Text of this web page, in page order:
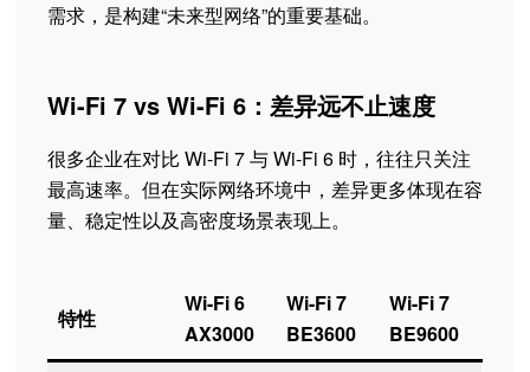
需求，是构建“未来型网络”的重要基础。
Wi-Fi 7 vs Wi-Fi 6：差异远不止速度
很多企业在对比 Wi-Fi 7 与 Wi-Fi 6 时，往往只关注
最高速率。但在实际网络环境中，差异更多体现在容
量、稳定性以及高密度场景表现上。
特性
Wi-Fi 6
AX3000
Wi-Fi 7
BE3600
Wi-Fi 7
BE9600